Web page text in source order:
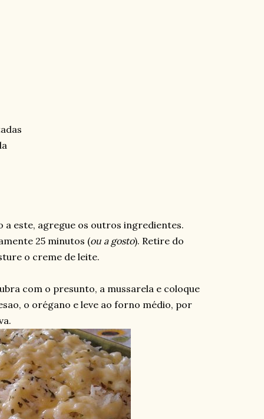
este, agregue os outros ingredientes.
25 minutos (ou a gosto). Retire do
o creme de leite.
com o presunto, a mussarela e coloque
o orégano e leve ao forno médio, por